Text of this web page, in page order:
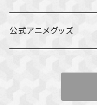
公式アニメグッズ
ダンジョンの中のひと